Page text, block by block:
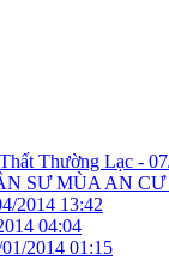
Thường Lạc -
SƯ MÙA AN
2014 13:42
04:04
2014 01:15